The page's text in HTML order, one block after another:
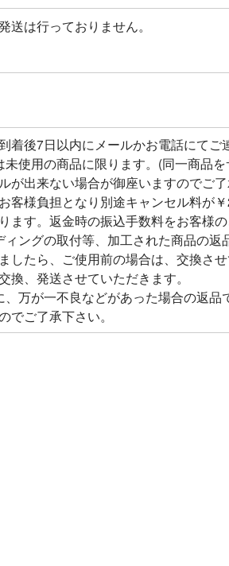
送は行っておりません。
着後7日以内にメールかお電話にてご
未使用の商品に限ります。(同一商品
が出来ない場合が御座いますのでご
客様負担となり別途キャンセル料が
ます。返金時の振込手数料をお客様
ィングの取付等、加工された商品の
したら、ご使用前の場合は、交換さ
換、発送させていただきます。
、万が一不良などがあった場合の返
でご了承下さい。